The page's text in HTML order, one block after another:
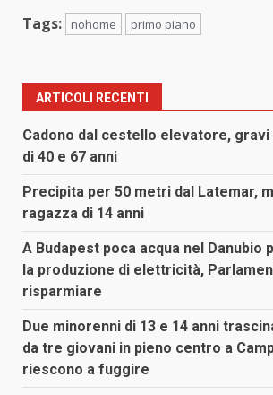
Tags: nohome primo piano
ARTICOLI RECENTI
Cadono dal cestello elevatore,
di 40 e 67 anni
Precipita per 50 metri dal Latemar,
ragazza di 14 anni
A Budapest poca acqua nel Danubio
la produzione di elettricità,
risparmiare
Due minorenni di 13 e 14 anni
da tre giovani in pieno centro a
riescono a fuggire